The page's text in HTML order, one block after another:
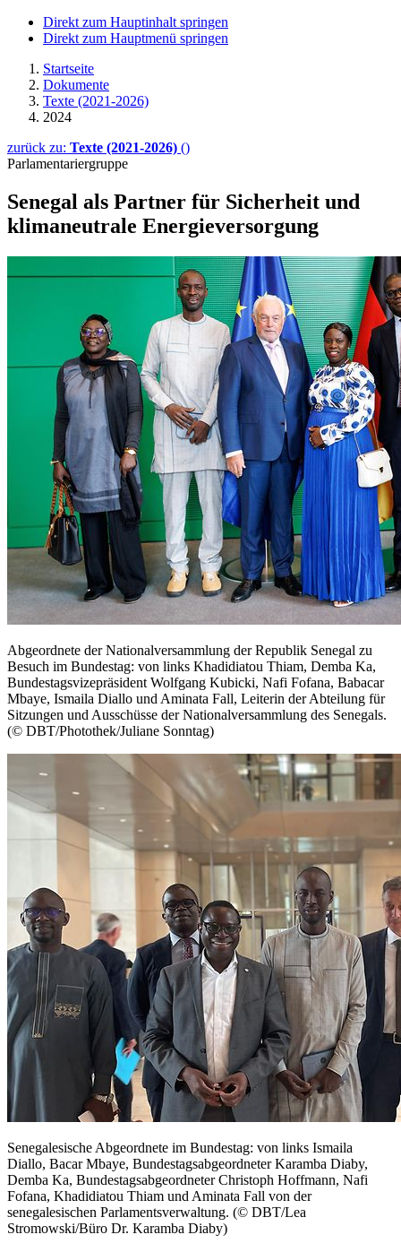
Direkt zum Hauptinhalt springen
Direkt zum Hauptmenü springen
Startseite
Dokumente
Texte (2021-2026)
2024
zurück zu: Texte (2021-2026) ()
Parlamentariergruppe
Senegal als Partner für Sicherheit und
klima­neutrale Energieversorgung
Abgeordnete der Nationalversammlung der Republik Senegal zu
Besuch im Bundestag: von links Khadidiatou Thiam, Demba Ka,
Bundestagsvizepräsident Wolfgang Kubicki, Nafi Fofana, Babacar
Mbaye, Ismaila Diallo und Aminata Fall, Leiterin der Abteilung für
Sitzungen und Ausschüsse der Nationalversammlung des Senegals.
(© DBT/Photothek/Juliane Sonntag)
Senegalesische Abgeordnete im Bundestag: von links Ismaila
Diallo, Bacar Mbaye, Bundestagsabgeordneter Karamba Diaby,
Demba Ka, Bundestagsabgeordneter Christoph Hoffmann, Nafi
Fofana, Khadidiatou Thiam und Aminata Fall von der
senegalesischen Parlamentsverwaltung. (© DBT/Lea
Stromowski/Büro Dr. Karamba Diaby)